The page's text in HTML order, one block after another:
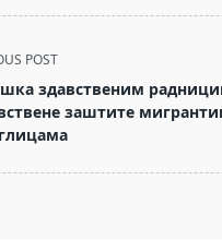
POST
здавственим
заштите